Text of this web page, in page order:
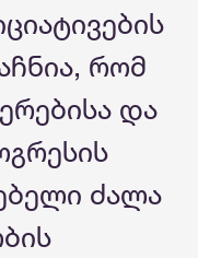
რომ
და
ძალა